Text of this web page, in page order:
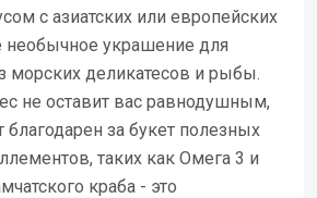
с азиатских или европейских
необычное украшение для
морских деликатесов и рыбы.
не оставит вас равнодушным,
благодарен за букет полезных
таких как Омега 3 и
краба - это